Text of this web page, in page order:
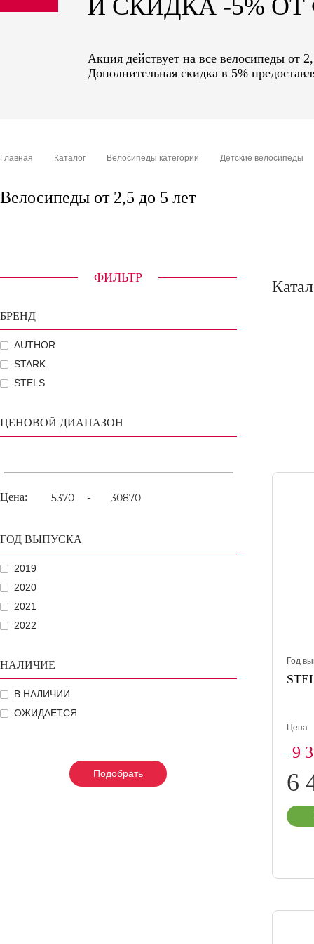
sale
И СКИДКА -5%
Акция действует на все велосипеды от
Дополнительная скидка в 5%
Главная Каталог Велосипеды категории Детские велосипеды
Велосипеды от 2,5 до 5 лет
ФИЛЬТР
БРЕНД
AUTHOR
STARK
STELS
ЦЕНОВОЙ ДИАПАЗОН
Цена: -
ГОД ВЫПУСКА
2019
2020
2021
2022
НАЛИЧИЕ
В НАЛИЧИИ
ОЖИДАЕТСЯ
Подобрать
Подобрать
Подобрать
Год
Цена
9
6